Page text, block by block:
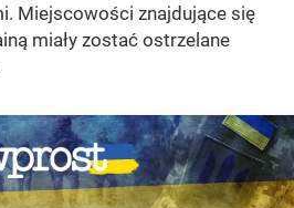
Miejscowości znajdujące się
miały zostać ostrzelane